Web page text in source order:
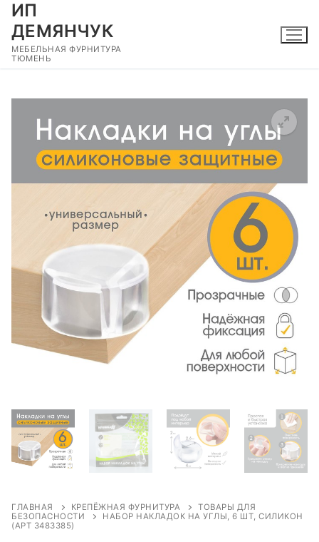
Перейти
содержимому
ИП
ДЕМЯНЧУК
МЕБЕЛЬНАЯ ФУРНИТУРА
ТЮМЕНЬ
🔍
ГЛАВНАЯ КРЕПЁЖНАЯ ФУРНИТУРА
ТОВАРЫ ДЛЯ
БЕЗОПАСНОСТИ
НАБОР НАКЛАДОК НА УГЛЫ, 6 ШТ, СИЛИКОН
(АРТ 3483385)